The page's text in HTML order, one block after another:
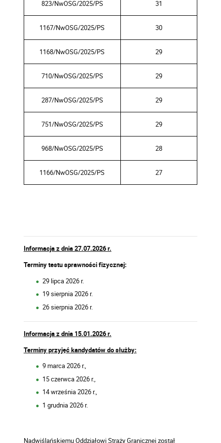
823/NwOSG/2025/PS 31
1167/NwOSG/2025/PS 30
1168/NwOSG/2025/PS 29
710/NwOSG/2025/PS 29
287/NwOSG/2025/PS 29
751/NwOSG/2025/PS 29
968/NwOSG/2025/PS 28
1166/NwOSG/2025/PS 27
Informacja z dnia 27.07.2026 r.
Terminy testu sprawności fizycznej:
29 lipca 2026 r.
19 sierpnia 2026 r.
26 sierpnia 2026 r.
Informacja z dnia 15.01.2026 r.
Terminy przyjęć kandydatów do służby:
9 marca 2026 r.,
15 czerwca 2026 r.,
14 września 2026 r.,
1 grudnia 2026 r.
Nadwiślańskiemu Oddziałowi Straży Granicznej został